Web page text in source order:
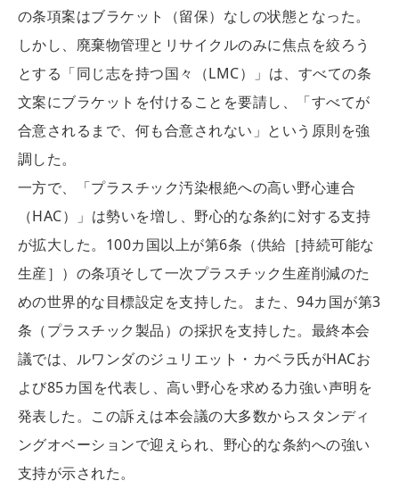
の条項案はブラケット（留保）なしの状態となった。
しかし、廃棄物管理とリサイクルのみに焦点を絞ろう
とする「同じ志を持つ国々（LMC）」は、すべての条
文案にブラケットを付けることを要請し、「すべてが
合意されるまで、何も合意されない」という原則を強
調した。
一方で、「プラスチック汚染根絶への高い野心連合
（HAC）」は勢いを増し、野心的な条約に対する支持
が拡大した。100カ国以上が第6条（供給［持続可能な
生産］）の条項そして一次プラスチック生産削減のた
めの世界的な目標設定を支持した。また、94カ国が第3
条（プラスチック製品）の採択を支持した。最終本会
議では、ルワンダのジュリエット・カベラ氏がHACお
よび85カ国を代表し、高い野心を求める力強い声明を
発表した。この訴えは本会議の大多数からスタンディ
ングオベーションで迎えられ、野心的な条約への強い
支持が示された。